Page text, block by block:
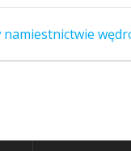
namiestnictwie